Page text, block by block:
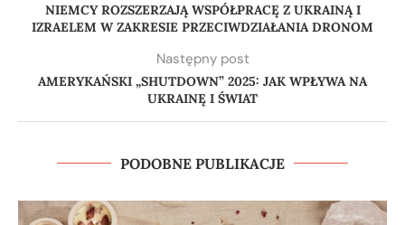
NIEMCY ROZSZERZAJĄ WSPÓŁPRACĘ Z UKRAINĄ I
IZRAELEM W ZAKRESIE PRZECIWDZIAŁANIA DRONOM
Następny post
AMERYKAŃSKI „SHUTDOWN” 2025: JAK WPŁYWA NA
UKRAINĘ I ŚWIAT
PODOBNE PUBLIKACJE